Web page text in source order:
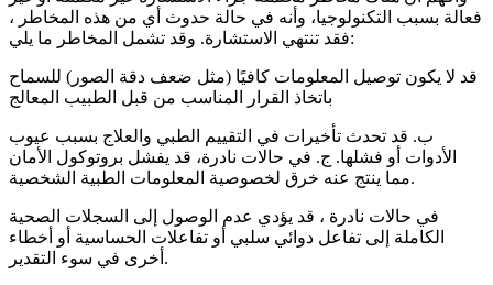
فعالة بسبب التكنولوجيا، وأنه في حالة حدوث أي من هذه المخاطر ،
فقد تنتهي الاستشارة. وقد تشمل المخاطر ما يلي:
قد لا يكون توصيل المعلومات كافيًا (مثل ضعف دقة الصور) للسماح
باتخاذ القرار المناسب من قبل الطبيب المعالج
ب. قد تحدث تأخيرات في التقييم الطبي والعلاج بسبب عيوب
الأدوات أو فشلها. ج. في حالات نادرة، قد يفشل بروتوكول الأمان
مما ينتج عنه خرق لخصوصية المعلومات الطبية الشخصية.
في حالات نادرة ، قد يؤدي عدم الوصول إلى السجلات الصحية
الكاملة إلى تفاعل دوائي سلبي أو تفاعلات الحساسية أو أخطاء
أخرى في سوء التقدير.